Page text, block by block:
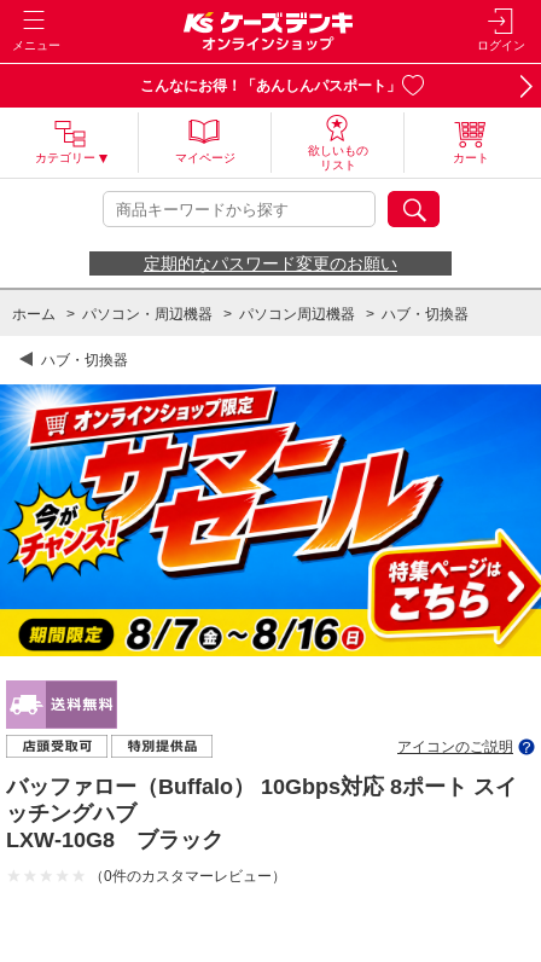
メニュー ログイン
こんなにお得！「あんしんパスポート」
カテゴリー マイページ
欲しいもの
リスト
カート
定期的なパスワード変更のお願い
ホーム > パソコン・周辺機器 > パソコン周辺機器 > ハブ・切換器
ハブ・切換器
アイコンのご説明
バッファロー（Buffalo） 10Gbps対応 8ポート スイ
ッチングハブ
LXW-10G8 ブラック
（0件のカスタマーレビュー）